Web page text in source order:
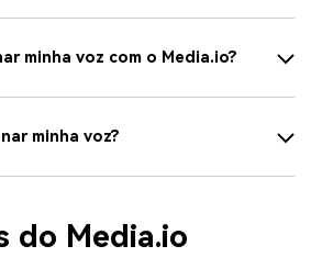
minha voz com o Media.io?
minha voz?
do Media.io